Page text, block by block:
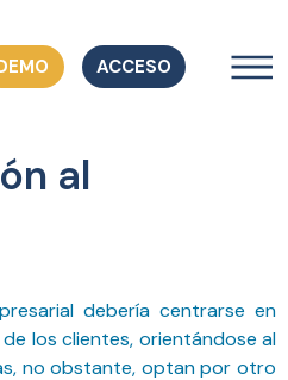
ACCESO
al
debería centrarse en
los clientes, orientándose al
no obstante, optan por otro